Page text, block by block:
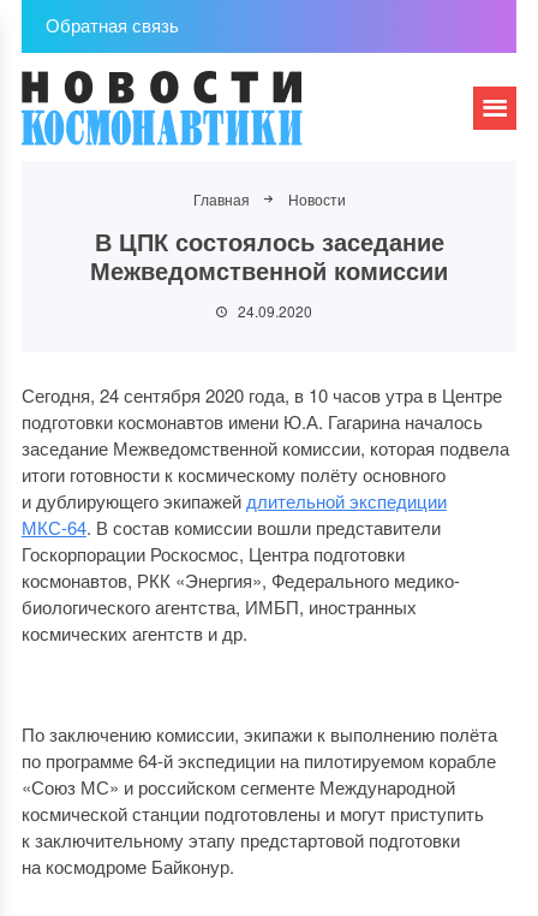
Обратная связь
Главная Новости
В ЦПК состоялось заседание
Межведомственной комиссии
24.09.2020
Сегодня, 24 сентября 2020 года, в 10 часов утра в Центре
подготовки космонавтов имени Ю.А. Гагарина началось
заседание Межведомственной комиссии, которая подвела
итоги готовности к космическому полёту основного
и дублирующего экипажей длительной экспедиции
МКС-64. В состав комиссии вошли представители
Госкорпорации Роскосмос, Центра подготовки
космонавтов, РКК «Энергия», Федерального медико-
биологического агентства, ИМБП, иностранных
космических агентств и др.
По заключению комиссии, экипажи к выполнению полёта
по программе 64-й экспедиции на пилотируемом корабле
«Союз МС» и российском сегменте Международной
космической станции подготовлены и могут приступить
к заключительному этапу предстартовой подготовки
на космодроме Байконур.